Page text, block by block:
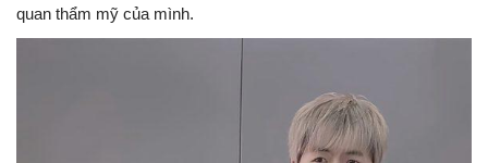
quan thẩm mỹ của mình.